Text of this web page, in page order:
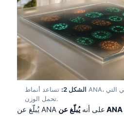
الشكل 2:
تساعد أنماط ANA، لكن العيارية والأعراض هي التي
تحمل الوزن.
يُبلّغ عن ANA على أنه